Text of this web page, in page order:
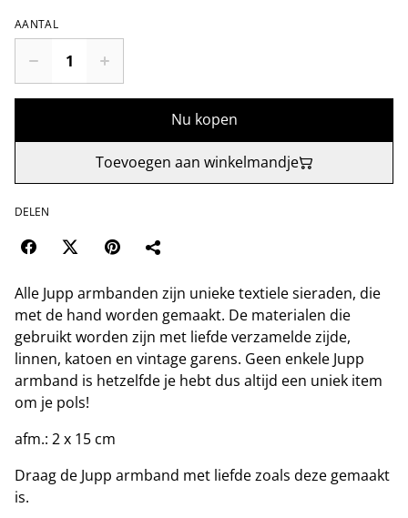
AANTAL
Nu kopen
Toevoegen aan winkelmandje
DELEN
Alle Jupp armbanden zijn unieke textiele sieraden, die
met de hand worden gemaakt. De materialen die
gebruikt worden zijn met liefde verzamelde zijde,
linnen, katoen en vintage garens. Geen enkele Jupp
armband is hetzelfde je hebt dus altijd een uniek item
om je pols!
afm.: 2 x 15 cm
Draag de Jupp armband met liefde zoals deze gemaakt
is.